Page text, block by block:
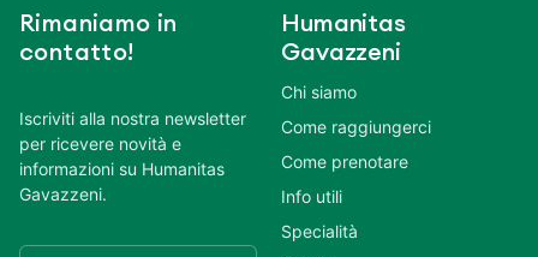
Rimaniamo in
contatto!
Iscriviti alla nostra newsletter
per ricevere novità e
informazioni su Humanitas
Gavazzeni.
Humanitas
Gavazzeni
Chi siamo
Come raggiungerci
Come prenotare
Info utili
Specialità